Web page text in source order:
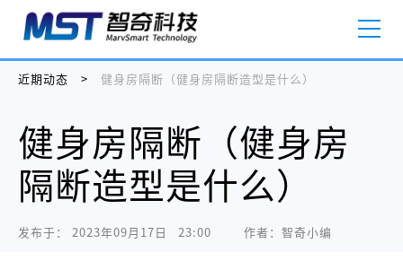
近期动态 > 健身房隔断（健身房隔断造型是什么）
健身房隔断（健身房
隔断造型是什么）
发布于： 2023年09月17日   23:00 作者：智奇小编